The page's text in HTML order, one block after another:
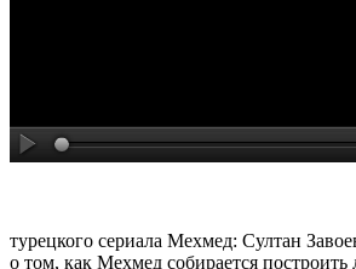
турецкого сериала Мехмед: Султан
о том, как Мехмед собирается построить